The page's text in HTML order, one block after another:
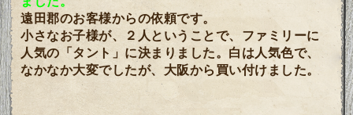
遠田郡のお客様からの依頼です。
小さなお子様が、２人ということで、ファミリーに
人気の「タント」に決まりました。白は人気色で、
なかなか大変でしたが、大阪から買い付けました。